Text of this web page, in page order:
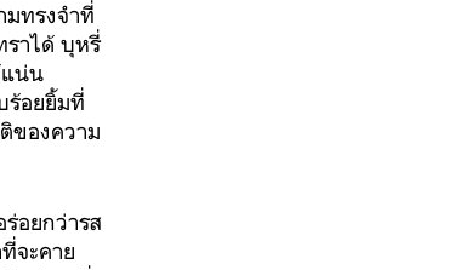
ทรงจำที่
าได้ บุหรี่
แน่น
ร้อยยิ้มที่
ของความ
อยกว่ารส
จะคาย